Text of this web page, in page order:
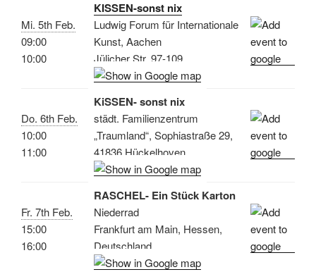
Mi. 5th Feb.
09:00
10:00
KISSEN-sonst nix
Ludwig Forum für Internationale
Kunst, Aachen
Jülicher Str. 97-109
Do. 6th Feb.
10:00
11:00
KiSSEN- sonst nix
städt. Familienzentrum
„Traumland“, Sophiastraße 29,
41836 Hückelhoven
Fr. 7th Feb.
15:00
16:00
RASCHEL- Ein Stück Karton
Niederrad
Frankfurt am Main, Hessen,
Deutschland